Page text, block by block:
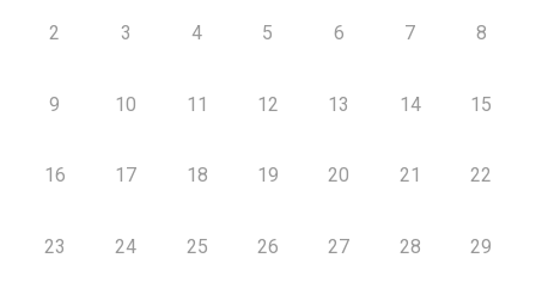
2 3 4 5 6 7 8
9 10 11 12 13 14 15
16 17 18 19 20 21 22
23 24 25 26 27 28 29